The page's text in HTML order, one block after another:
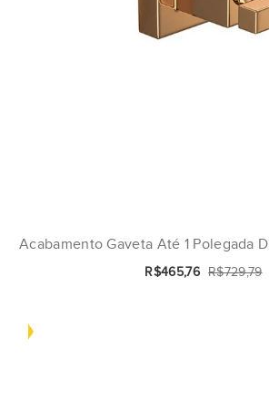
Acabamento Gaveta Até 1 Polegada
R$465,76 R$729,79